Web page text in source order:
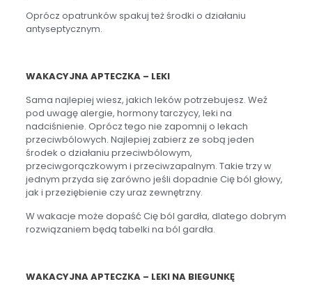
Oprócz opatrunków spakuj też środki o działaniu
antyseptycznym.
WAKACYJNA APTECZKA – LEKI
Sama najlepiej wiesz, jakich leków potrzebujesz. Weź
pod uwagę alergie, hormony tarczycy, leki na
nadciśnienie. Oprócz tego nie zapomnij o lekach
przeciwbólowych. Najlepiej zabierz ze sobą jeden
środek o działaniu przeciwbólowym,
przeciwgorączkowym i przeciwzapalnym. Takie trzy w
jednym przyda się zarówno jeśli dopadnie Cię ból głowy,
jak i przeziębienie czy uraz zewnętrzny.
W wakacje może dopaść Cię ból gardła, dlatego dobrym
rozwiązaniem będą tabelki na ból gardła.
WAKACYJNA APTECZKA – LEKI NA BIEGUNKĘ